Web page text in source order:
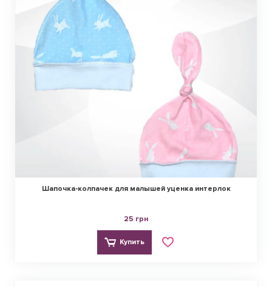
Шапочка-колпачек для малышей уценка интерлок
25 грн
Купить